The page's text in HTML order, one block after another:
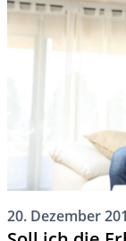
20. Dezember